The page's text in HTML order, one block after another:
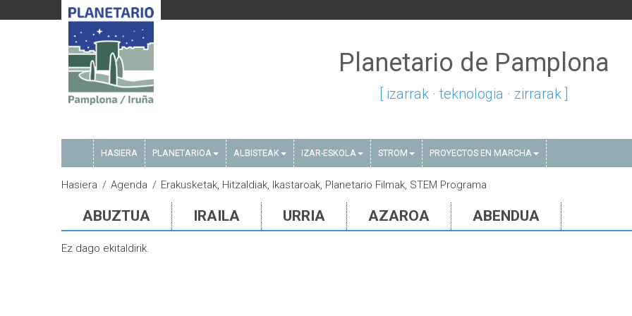
Planetario de Pamplona
[ izarrak · teknologia · zirrarak ]
HASIERA PLANETARIOA ALBISTEAK IZAR-ESKOLA STROM PROYECTOS EN MARCHA
Hasiera Agenda Erakusketak, Hitzaldiak, Ikastaroak, Planetario Filmak, STEM Programa
ABUZTUA IRAILA URRIA AZAROA ABENDUA
Ez dago ekitaldirik.